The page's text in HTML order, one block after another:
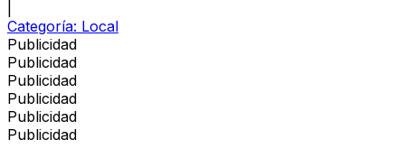
Categoría: Local
Publicidad
Publicidad
Publicidad
Publicidad
Publicidad
Publicidad